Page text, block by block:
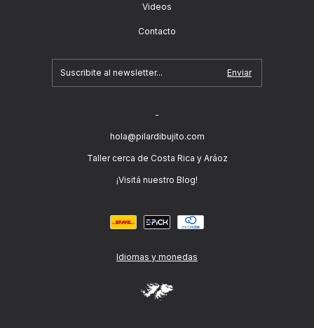
Videos
Contacto
-
hola@pilardibujito.com
Taller cerca de Costa Rica y Aráoz
¡Visitá nuestro Blog!
Idiomas y monedas